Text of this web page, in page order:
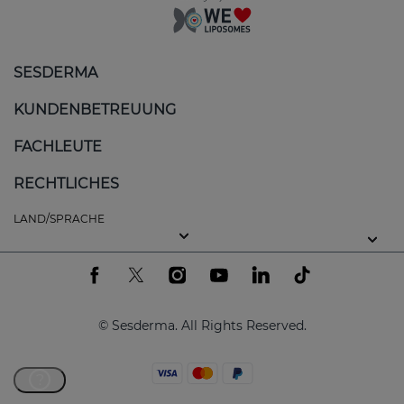
SESDERMA
KUNDENBETREUUNG
FACHLEUTE
RECHTLICHES
LAND/SPRACHE
© Sesderma. All Rights Reserved.